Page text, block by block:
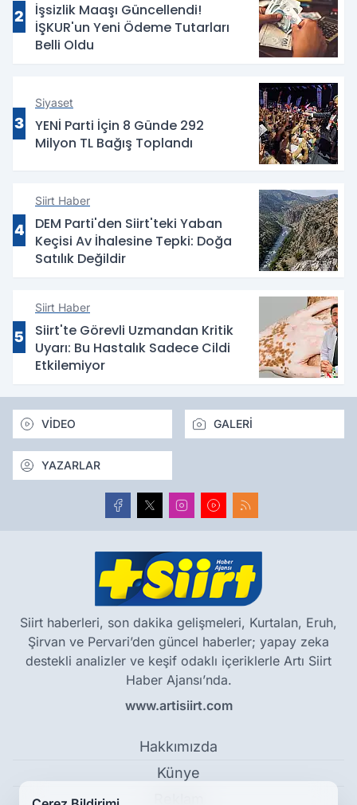
2
İşsizlik Maaşı Güncellendi!
İŞKUR'un Yeni Ödeme Tutarları
Belli Oldu
3
Siyaset
YENİ Parti İçin 8 Günde 292
Milyon TL Bağış Toplandı
4
Siirt Haber
DEM Parti'den Siirt'teki Yaban
Keçisi Av İhalesine Tepki: Doğa
Satılık Değildir
5
Siirt Haber
Siirt'te Görevli Uzmandan Kritik
Uyarı: Bu Hastalık Sadece Cildi
Etkilemiyor
VİDEO GALERİ
YAZARLAR
Siirt haberleri, son dakika gelişmeleri, Kurtalan, Eruh,
Şirvan ve Pervari’den güncel haberler; yapay zeka
destekli analizler ve keşif odaklı içeriklerle Artı Siirt
Haber Ajansı’nda.
www.artisiirt.com
Hakkımızda
Künye